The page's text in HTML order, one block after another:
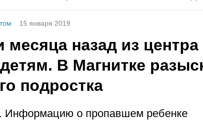
15 января 2019
месяца назад из центра
В Магнитке
подростка
Информацию о пропавшем ребенке